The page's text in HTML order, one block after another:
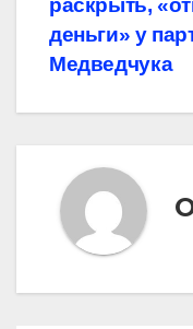
записям
раскрыть,
деньги» у
Медведчука